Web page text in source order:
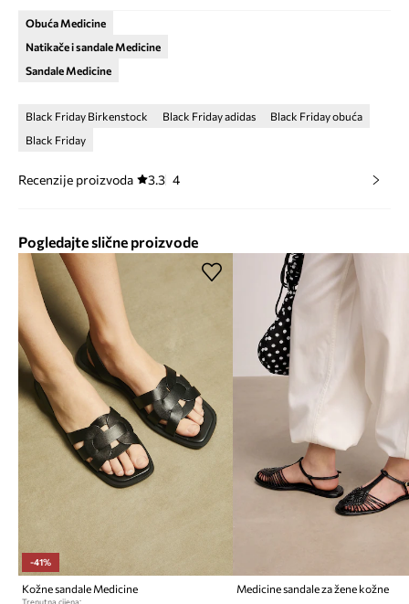
Obuća Medicine
Natikače i sandale Medicine
Sandale Medicine
Black Friday Birkenstock Black Friday adidas
Black Friday obuća
Black Friday
Recenzije proizvoda 3.3 4
Pogledajte slične proizvode
-41%
Kožne sandale Medicine
Trenutna cijena:
Medicine sandale za žene kožne